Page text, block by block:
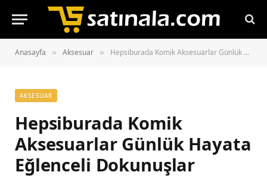
Anasayfa » Aksesuar » Hepsiburada Komik Aksesuarlar Günlük Hayata Eğlenceli Dokunuşlar
AKSESUAR
Hepsiburada Komik
Aksesuarlar Günlük Hayata
Eğlenceli Dokunuşlar